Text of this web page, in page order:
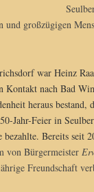
großzügigen
war Heinz
nach Bad
heraus bestand,
Jahr-Feier in
bezahlte. Bereits seit
von Bürgermeister
Freundschaft